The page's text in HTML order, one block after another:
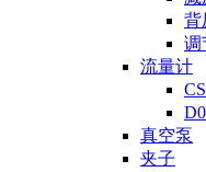
背
调
流量计
真空泵
夹子